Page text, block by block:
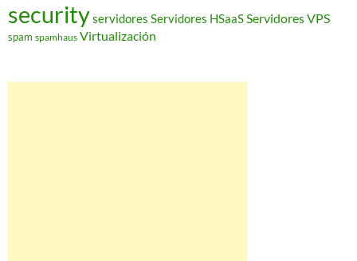
securityservidores Servidores HSaaSServidores VPS
spam spamhaus Virtualización